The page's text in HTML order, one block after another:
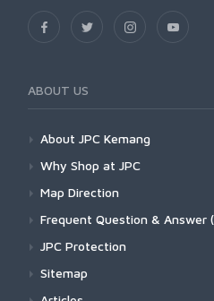
ABOUT US
About JPC Kemang
Why Shop at JPC
Map Direction
Frequent Question & Answer
JPC Protection
Sitemap